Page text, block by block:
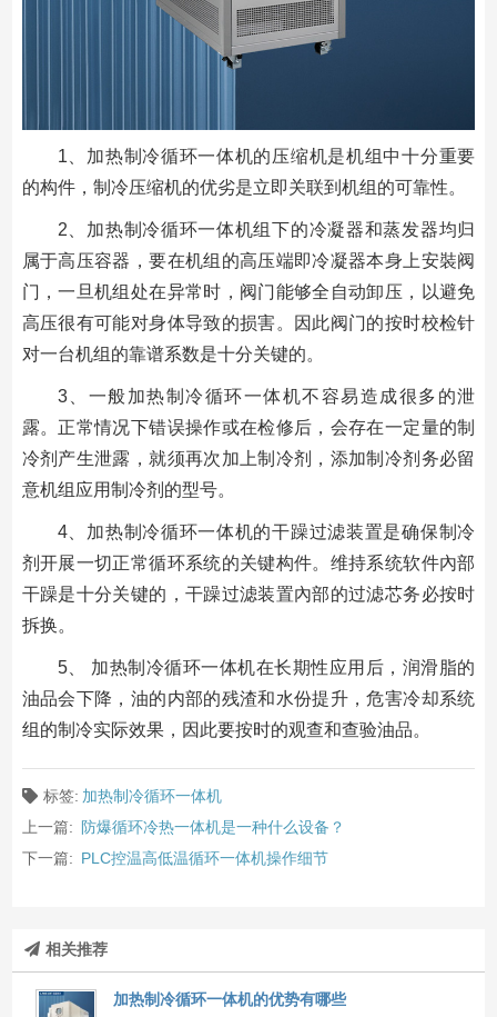
1、加热制冷循环一体机的压缩机是机组中十分重要
的构件，制冷压缩机的优劣是立即关联到机组的可靠性。
2、加热制冷循环一体机组下的冷凝器和蒸发器均归
属于高压容器，要在机组的高压端即冷凝器本身上安裝阀
门，一旦机组处在异常时，阀门能够全自动卸压，以避免
高压很有可能对身体导致的损害。因此阀门的按时校检针
对一台机组的靠谱系数是十分关键的。
3、一般加热制冷循环一体机不容易造成很多的泄
露。正常情况下错误操作或在检修后，会存在一定量的制
冷剂产生泄露，就须再次加上制冷剂，添加制冷剂务必留
意机组应用制冷剂的型号。
4、加热制冷循环一体机的干躁过滤装置是确保制冷
剂开展一切正常循环系统的关键构件。维持系统软件內部
干躁是十分关键的，干躁过滤装置內部的过滤芯务必按时
拆换。
5、 加热制冷循环一体机在长期性应用后，润滑脂的
油品会下降，油的内部的残渣和水份提升，危害冷却系统
组的制冷实际效果，因此要按时的观查和查验油品。
标签: 加热制冷循环一体机
上一篇: 防爆循环冷热一体机是一种什么设备？
下一篇: PLC控温高低温循环一体机操作细节
相关推荐
加热制冷循环一体机的优势有哪些